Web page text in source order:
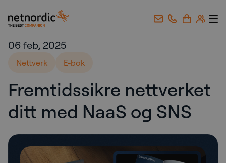
NetNordic Norway
06 feb, 2025
Nettverk E-bok
Fremtidssikre nettverket
ditt med NaaS og SNS